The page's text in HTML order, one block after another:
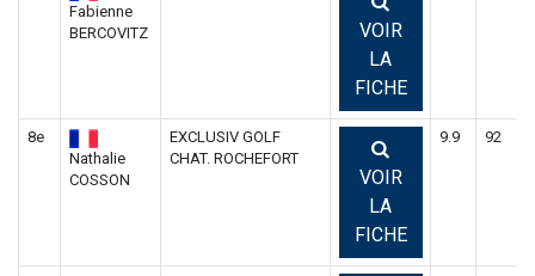
Fabienne
BERCOVITZ
VOIR
LA
FICHE
8e
Nathalie
COSSON
EXCLUSIV GOLF
CHAT. ROCHEFORT
VOIR
LA
FICHE
9.9 92